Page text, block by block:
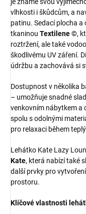
je známé svou
vlhkosti i škůdcům, a
patinu. Sedací plocha
tkaninou Textilene ©,
roztržení, ale také
škodlivému UV záření.
údržbu a zachovává si
Dostupnost v několika
– umožňuje snadné
venkovním nábytkem a
spolu s odolnými
pro relaxaci během
Lehátko Kate Lazy
Kate, která nabízí také
další prvky pro
prostoru.
Klíčové vlastnosti